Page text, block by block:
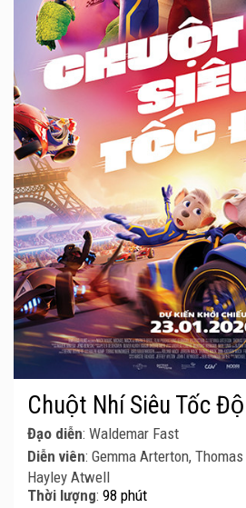
Chuột Nhí Siêu Tốc Độ
Đạo diễn: Waldemar Fast
Diễn viên: Gemma Arterton,
Hayley Atwell
Thời lượng: 98 phút